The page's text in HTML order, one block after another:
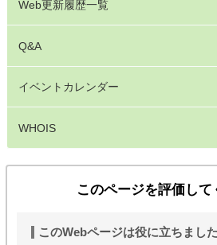
Web更新履歴一覧
Q&A
イベントカレンダー
WHOIS
このページを評価して
このWebページは役に立ちまし